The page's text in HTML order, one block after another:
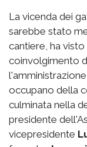
La vicenda dei
sarebbe stato
cantiere, ha visto
coinvolgimento
occupano della
culminata nella
presidente
vicepresidente